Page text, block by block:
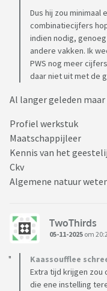
Dus hij zou minimaal
combinatiecijfers
indien nodig,
andere vakken. Ik
PWS nog meer
daar niet uit met de
Al langer geleden
Profiel werkstuk
Maatschappijleer
Kennis van het
Ckv
Algemene natuur
TwoThirds
05-11-2025 om
Kaassoufflee
Extra tijd krijgen zou
die ene instelling